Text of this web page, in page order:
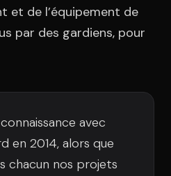
et de l’équipement de
par des gardiens, pour
avec
en 2014, alors que
chacun nos projets